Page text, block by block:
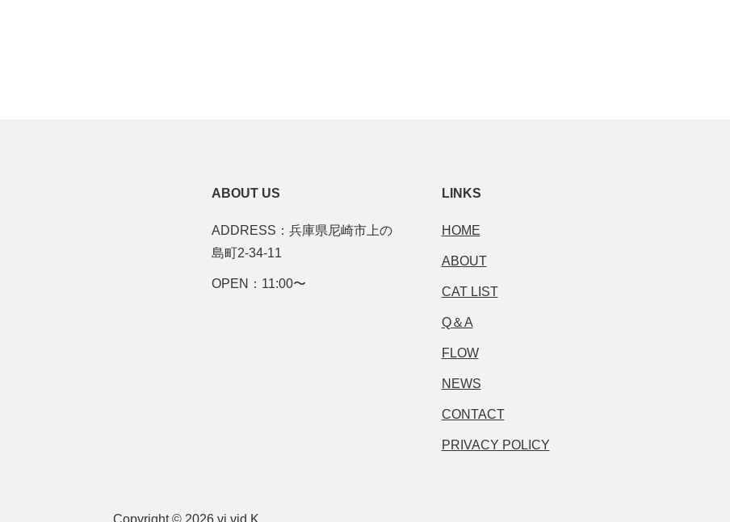
ABOUT US
ADDRESS：兵庫県尼崎市上の
島町2-34-11
OPEN：11:00〜
LINKS
HOME
ABOUT
CAT LIST
Q＆A
FLOW
NEWS
CONTACT
PRIVACY POLICY
Copyright © 2026 vi vid.K.